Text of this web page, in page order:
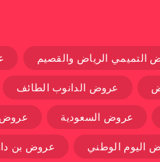
التميمي الرياض والقصيم
عروض الدانوب الطائف
عروض السعودية عروض
اليوم الوطني عروض بن